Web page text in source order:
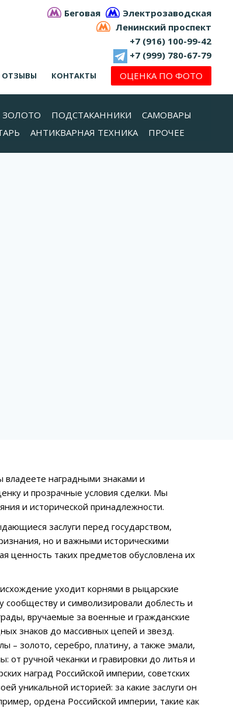
Беговая
Электрозаводская
Ленинский проспект
+7 (916) 100-99-42
+7 (999) 780-67-79
ОТЗЫВЫ КОНТАКТЫ ОЦЕНКА ПО ФОТО
ЗОЛОТО ПОДСТАКАННИКИ
САМОВАРЫ
АНТИКВАРНАЯ ТЕХНИКА ПРОЧЕЕ
владеете наградными знаками и
и прозрачные условия сделки. Мы
и исторической принадлежности.
заслуги перед государством,
но и важными историческими
таких предметов обусловлена их
уходит корнями в рыцарские
и символизировали доблесть и
вручаемые за военные и гражданские
знаков до массивных цепей и звезд.
– золото, серебро, платину, а также эмали,
от ручной чеканки и гравировки до литья и
наград Российской империи, советских
уникальной историей: за какие заслуги он
ордена Российской империи, такие как